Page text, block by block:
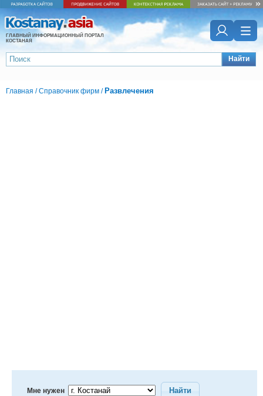
ГЛАВНЫЙ ИНФОРМАЦИОННЫЙ ПОРТАЛ
КОСТАНАЯ
Найти
Главная /Справочник фирм / Развлечения
Мне нужен Найти